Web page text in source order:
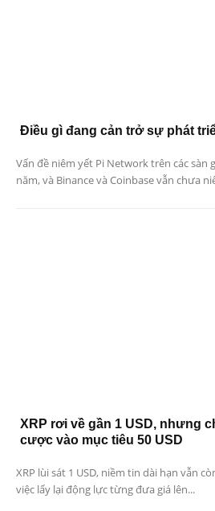
Điều gì đang cản trở sự phát
Vấn đề niêm yết Pi Network trên các sàn
năm, và Binance và Coinbase vẫn chưa
XRP rơi về gần 1 USD, nhưng
cược vào mục tiêu 50 USD
XRP lùi sát 1 USD, niềm tin dài hạn vẫn
việc lấy lại động lực từng đưa giá lên...